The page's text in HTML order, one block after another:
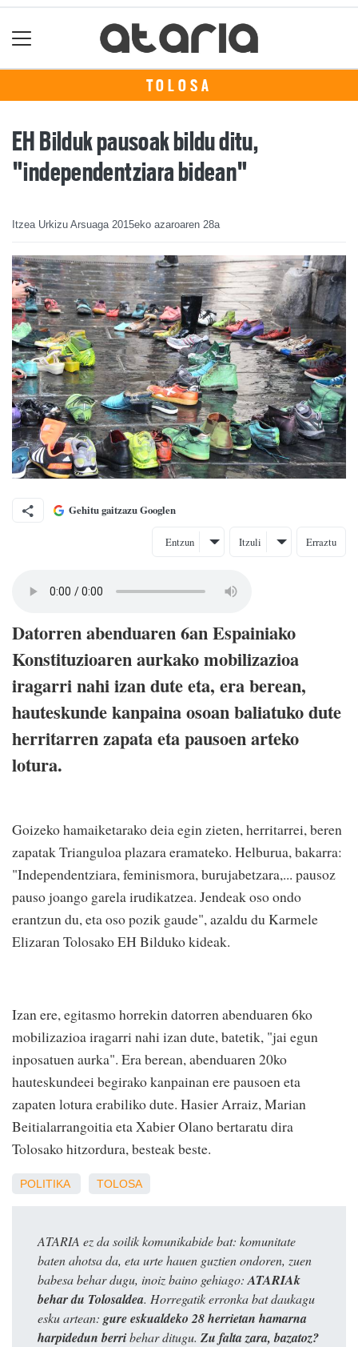
TOLOSA
EH Bilduk pausoak bildu ditu,
"independentziara bidean"
Itzea Urkizu Arsuaga 2015eko azaroaren 28a
Gehitu gaitzazu Googlen
Entzun Itzuli Erraztu
Datorren abenduaren 6an Espainiako
Konstituzioaren aurkako mobilizazioa
iragarri nahi izan dute eta, era berean,
hauteskunde kanpaina osoan baliatuko dute
herritarren zapata eta pausoen arteko
lotura.
Goizeko hamaiketarako deia egin zieten, herritarrei, beren
zapatak Trianguloa plazara eramateko. Helburua, bakarra:
"Independentziara, feminismora, burujabetzara,... pausoz
pauso joango garela irudikatzea. Jendeak oso ondo
erantzun du, eta oso pozik gaude", azaldu du Karmele
Elizaran Tolosako EH Bilduko kideak.
Izan ere, egitasmo horrekin datorren abenduaren 6ko
mobilizazioa iragarri nahi izan dute, batetik, "jai egun
inposatuen aurka". Era berean, abenduaren 20ko
hauteskundeei begirako kanpainan ere pausoen eta
zapaten lotura erabiliko dute. Hasier Arraiz, Marian
Beitialarrangoitia eta Xabier Olano bertaratu dira
Tolosako hitzordura, besteak beste.
POLITIKA TOLOSA
ATARIA ez da soilik komunikabide bat: komunitate
baten ahotsa da, eta urte hauen guztien ondoren, zuen
babesa behar dugu, inoiz baino gehiago: ATARIAk
behar du Tolosaldea. Horregatik erronka bat daukagu
esku artean: gure eskualdeko 28 herrietan hamarna
harpidedun berribehar ditugu. Zu falta zara, bazatoz?